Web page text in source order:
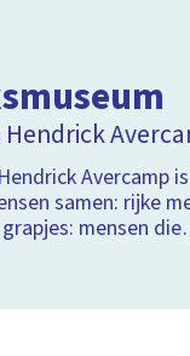
Avercamp
samen: rijke
mensen die